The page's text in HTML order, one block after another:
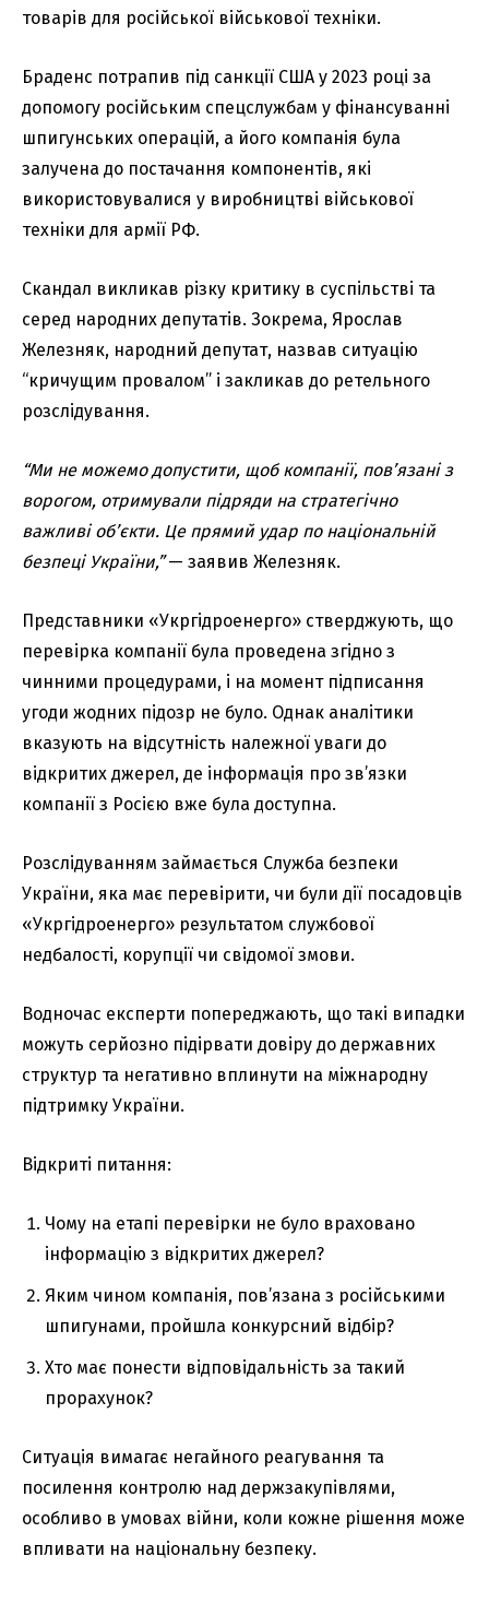
товарів для російської військової техніки.
Браденс потрапив під санкції США у 2023 році за
допомогу російським спецслужбам у фінансуванні
шпигунських операцій, а його компанія була
залучена до постачання компонентів, які
використовувалися у виробництві військової
техніки для армії РФ.
Скандал викликав різку критику в суспільстві та
серед народних депутатів. Зокрема, Ярослав
Железняк, народний депутат, назвав ситуацію
“кричущим провалом” і закликав до ретельного
розслідування.
“Ми не можемо допустити, щоб компанії, пов’язані з
ворогом, отримували підряди на стратегічно
важливі об’єкти. Це прямий удар по національній
безпеці України,”— заявив Железняк.
Представники «Укргідроенерго» стверджують, що
перевірка компанії була проведена згідно з
чинними процедурами, і на момент підписання
угоди жодних підозр не було. Однак аналітики
вказують на відсутність належної уваги до
відкритих джерел, де інформація про зв’язки
компанії з Росією вже була доступна.
Розслідуванням займається Служба безпеки
України, яка має перевірити, чи були дії посадовців
«Укргідроенерго» результатом службової
недбалості, корупції чи свідомої змови.
Водночас експерти попереджають, що такі випадки
можуть серйозно підірвати довіру до державних
структур та негативно вплинути на міжнародну
підтримку України.
Відкриті питання:
Чому на етапі перевірки не було враховано
інформацію з відкритих джерел?
Яким чином компанія, пов’язана з російськими
шпигунами, пройшла конкурсний відбір?
Хто має понести відповідальність за такий
прорахунок?
Ситуація вимагає негайного реагування та
посилення контролю над держзакупівлями,
особливо в умовах війни, коли кожне рішення може
впливати на національну безпеку.